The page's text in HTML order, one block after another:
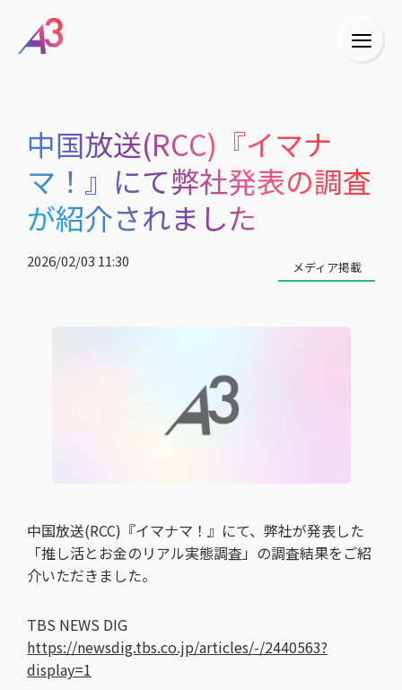
中国放送(RCC)『イマナ
マ！』にて弊社発表の調査
が紹介されました
2026/02/03 11:30 メディア掲載
中国放送(RCC)『イマナマ！』にて、弊社が発表した
「推し活とお金のリアル実態調査」の調査結果をご紹
介いただきました。
TBS NEWS DIG
https://newsdig.tbs.co.jp/articles/-/2440563?
display=1